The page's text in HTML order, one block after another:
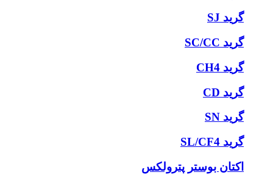
گرید SJ
گرید SC/CC
گرید CH4
گرید CD
گرید SN
گرید SL/CF4
اکتان بوستر پترولکس